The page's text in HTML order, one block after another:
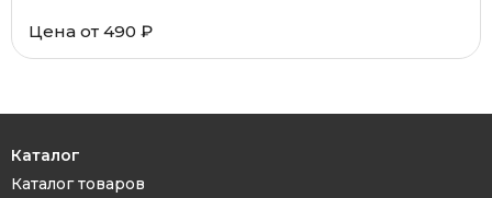
Цена от 490 ₽
Каталог
Каталог товаров